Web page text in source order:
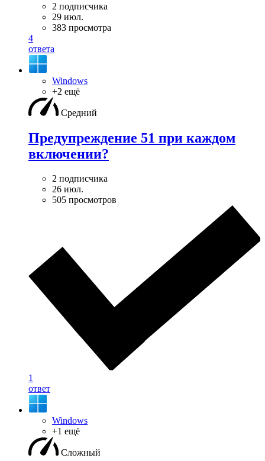
2 подписчика
29 июл.
383 просмотра
4
ответа
Windows
+2 ещё
Средний
Предупреждение 51 при каждом
включении?
2 подписчика
26 июл.
505 просмотров
1
ответ
Windows
+1 ещё
Сложный